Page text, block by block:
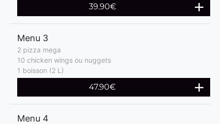
39.90€
Menu 3
2 pizza mega
10 chicken wings ou nuggets
1 boisson (2 L)
47.90€
Menu 4